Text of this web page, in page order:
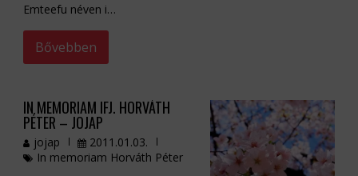
Emteefu néven i…
Bővebben
IN MEMORIAM IFJ. HORVÁTH
PÉTER – JOJAP
jojap
2011.01.03.
In memoriam Horváth Péter